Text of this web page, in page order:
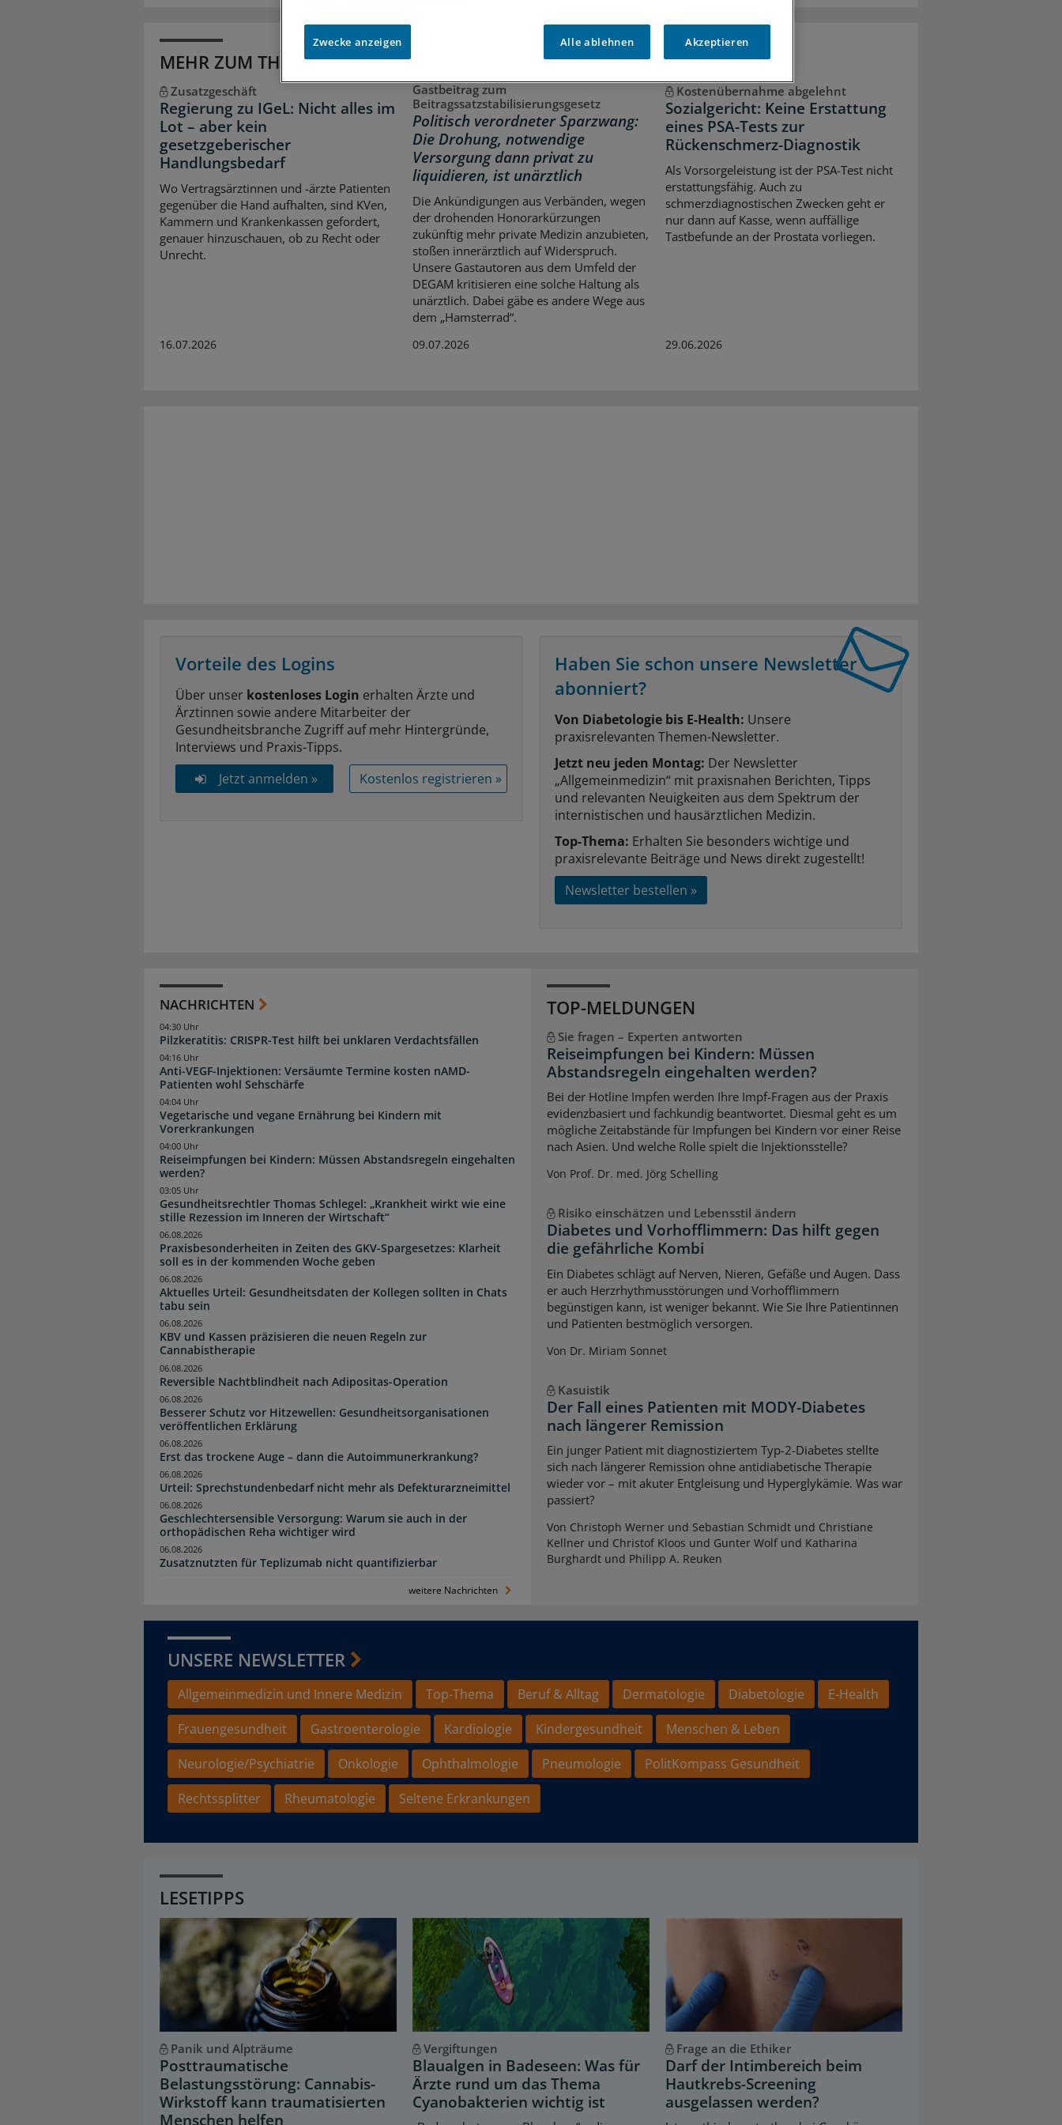
MEHR ZUM THEMA
Zusatzgeschäft
Regierung zu IGeL: Nicht alles im
Lot – aber kein
gesetzgeberischer
Handlungsbedarf
Wo Vertragsärztinnen und -ärzte Patienten
gegenüber die Hand aufhalten, sind KVen,
Kammern und Krankenkassen gefordert,
genauer hinzuschauen, ob zu Recht oder
Unrecht.
16.07.2026
Gastbeitrag zum
Beitragssatzstabilisierungsgesetz
Politisch verordneter Sparzwang:
Die Drohung, notwendige
Versorgung dann privat zu
liquidieren, ist unärztlich
Die Ankündigungen aus Verbänden, wegen
der drohenden Honorarkürzungen
zukünftig mehr private Medizin anzubieten,
stoßen innerärztlich auf Widerspruch.
Unsere Gastautoren aus dem Umfeld der
DEGAM kritisieren eine solche Haltung als
unärztlich. Dabei gäbe es andere Wege aus
dem „Hamsterrad“.
09.07.2026
Kostenübernahme abgelehnt
Sozialgericht: Keine Erstattung
eines PSA-Tests zur
Rückenschmerz-Diagnostik
Als Vorsorgeleistung ist der PSA-Test nicht
erstattungsfähig. Auch zu
schmerzdiagnostischen Zwecken geht er
nur dann auf Kasse, wenn auffällige
Tastbefunde an der Prostata vorliegen.
29.06.2026
Vorteile des Logins
Über unser kostenloses Login erhalten Ärzte und
Ärztinnen sowie andere Mitarbeiter der
Gesundheitsbranche Zugriff auf mehr Hintergründe,
Interviews und Praxis-Tipps.
Jetzt anmelden »
Kostenlos registrieren »
Haben Sie schon unsere Newsletter
abonniert?
Von Diabetologie bis E-Health: Unsere
praxisrelevanten Themen-Newsletter.
Jetzt neu jeden Montag: Der Newsletter
„Allgemeinmedizin“ mit praxisnahen Berichten, Tipps
und relevanten Neuigkeiten aus dem Spektrum der
internistischen und hausärztlichen Medizin.
Top-Thema: Erhalten Sie besonders wichtige und
praxisrelevante Beiträge und News direkt zugestellt!
Newsletter bestellen »
NACHRICHTEN
Pilzkeratitis: CRISPR-Test hilft bei unklaren Verdachtsfällen
04:30 Uhr
Anti-VEGF-Injektionen: Versäumte Termine kosten nAMD-
Patienten wohl Sehschärfe
04:16 Uhr
Vegetarische und vegane Ernährung bei Kindern mit
Vorerkrankungen
04:04 Uhr
Reiseimpfungen bei Kindern: Müssen Abstandsregeln eingehalten
werden?
04:00 Uhr
Gesundheitsrechtler Thomas Schlegel: „Krankheit wirkt wie eine
stille Rezession im Inneren der Wirtschaft“
03:05 Uhr
Praxisbesonderheiten in Zeiten des GKV-Spargesetzes: Klarheit
soll es in der kommenden Woche geben
06.08.2026
Aktuelles Urteil: Gesundheitsdaten der Kollegen sollten in Chats
tabu sein
06.08.2026
KBV und Kassen präzisieren die neuen Regeln zur
Cannabistherapie
06.08.2026
Reversible Nachtblindheit nach Adipositas-Operation
06.08.2026
Besserer Schutz vor Hitzewellen: Gesundheitsorganisationen
veröffentlichen Erklärung
06.08.2026
Erst das trockene Auge – dann die Autoimmunerkrankung?
06.08.2026
Urteil: Sprechstundenbedarf nicht mehr als Defekturarzneimittel
06.08.2026
Geschlechtersensible Versorgung: Warum sie auch in der
orthopädischen Reha wichtiger wird
06.08.2026
Zusatznutzten für Teplizumab nicht quantifizierbar
06.08.2026
weitere Nachrichten
TOP-MELDUNGEN
Sie fragen – Experten antworten
Reiseimpfungen bei Kindern: Müssen
Abstandsregeln eingehalten werden?
Bei der Hotline Impfen werden Ihre Impf-Fragen aus der Praxis
evidenzbasiert und fachkundig beantwortet. Diesmal geht es um
mögliche Zeitabstände für Impfungen bei Kindern vor einer Reise
nach Asien. Und welche Rolle spielt die Injektionsstelle?
Von Prof. Dr. med. Jörg Schelling
Risiko einschätzen und Lebensstil ändern
Diabetes und Vorhofflimmern: Das hilft gegen
die gefährliche Kombi
Ein Diabetes schlägt auf Nerven, Nieren, Gefäße und Augen. Dass
er auch Herzrhythmusstörungen und Vorhofflimmern
begünstigen kann, ist weniger bekannt. Wie Sie Ihre Patientinnen
und Patienten bestmöglich versorgen.
Von Dr. Miriam Sonnet
Kasuistik
Der Fall eines Patienten mit MODY-Diabetes
nach längerer Remission
Ein junger Patient mit diagnostiziertem Typ-2-Diabetes stellte
sich nach längerer Remission ohne antidiabetische Therapie
wieder vor – mit akuter Entgleisung und Hyperglykämie. Was war
passiert?
Von Christoph Werner und Sebastian Schmidt und Christiane
Kellner und Christof Kloos und Gunter Wolf und Katharina
Burghardt und Philipp A. Reuken
UNSERE NEWSLETTER
Allgemeinmedizin und Innere Medizin Top-Thema Beruf & Alltag Dermatologie Diabetologie
E-Health
Frauengesundheit
Gastroenterologie Kardiologie Kindergesundheit
Menschen & Leben
Neurologie/Psychiatrie
Onkologie Ophthalmologie Pneumologie
PolitKompass Gesundheit
Rechtssplitter
Rheumatologie Seltene Erkrankungen
LESETIPPS
Panik und Alpträume
Posttraumatische
Belastungsstörung: Cannabis-
Wirkstoff kann traumatisierten
Menschen helfen
Vergiftungen
Blaualgen in Badeseen: Was für
Ärzte rund um das Thema
Cyanobakterien wichtig ist
Frage an die Ethiker
Darf der Intimbereich beim
Hautkrebs-Screening
ausgelassen werden?
Zwecke anzeigen Alle ablehnen Akzeptieren